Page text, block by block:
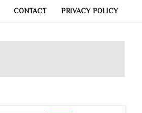
CONTACT PRIVACY POLICY